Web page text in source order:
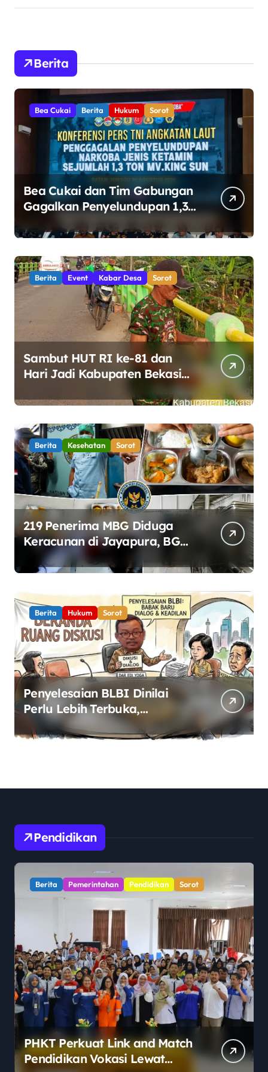
Berita
Bea Cukai Berita Hukum Sorot
Bea Cukai dan Tim Gabungan
Gagalkan Penyelundupan 1,3
Ton Ketamin di Perairan
Bintan
Berita Event Kabar Desa Sorot
Sambut HUT RI ke-81 dan
Hari Jadi Kabupaten Bekasi
ke-76, Pemdes Muara bakti
Gotong Royong Percantik
Jembatan CBL
Berita Kesehatan Sorot
219 Penerima MBG Diduga
Keracunan di Jayapura, BGN
Perketat Pengawasan
Keamanan Pangan
Berita Hukum Sorot
Penyelesaian BLBI Dinilai
Perlu Lebih Terbuka,
Pemerintah Diminta Buka
Ruang Dialog
Pendidikan
Berita Pemerintahan Pendidikan Sorot
PHKT Perkuat Link and Match
Pendidikan Vokasi Lewat